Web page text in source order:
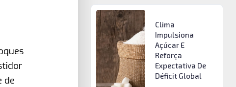
de
Clima
Impulsiona
Açúcar E
Reforça
Expectativa De
Déficit Global